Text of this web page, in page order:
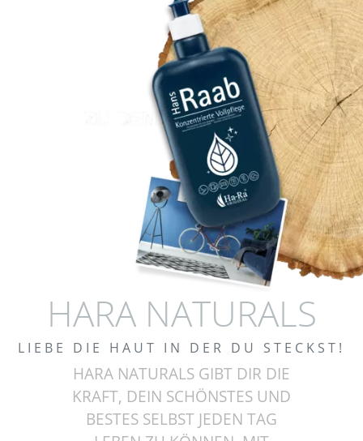
HARA NATURALS
LIEBE DIE HAUT IN DER DU STECKST!
HARA NATURALS GIBT DIR DIE
KRAFT, DEIN SCHÖNSTES UND
BESTES SELBST JEDEN TAG